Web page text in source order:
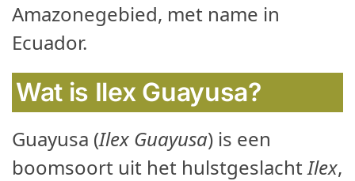
Amazonegebied, met name in
Ecuador.
Wat is Ilex Guayusa?
Guayusa (Ilex Guayusa) is een
boomsoort uit het hulstgeslachtIlex,